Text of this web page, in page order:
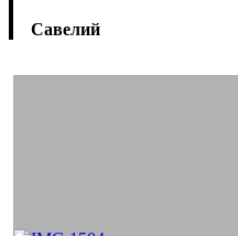
Савелий